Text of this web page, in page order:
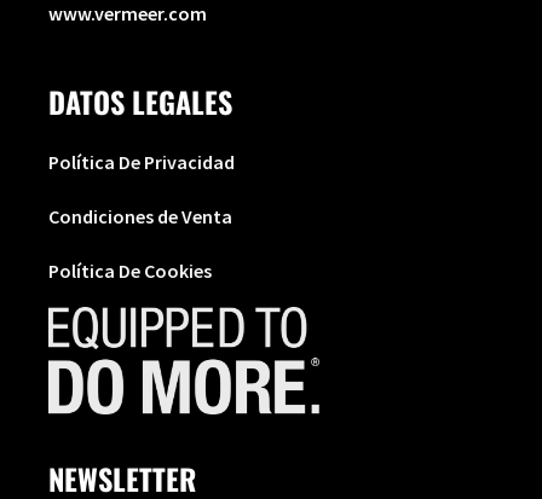
www.vermeer.com
DATOS LEGALES
Política De Privacidad
Condiciones de Venta
Política De Cookies
NEWSLETTER